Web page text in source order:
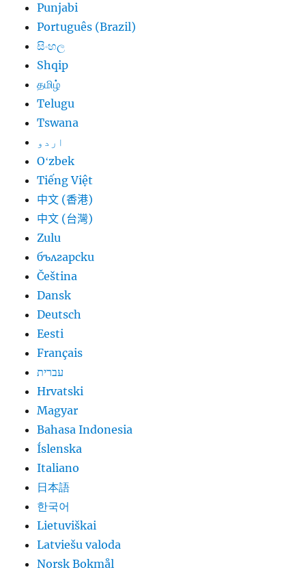
Punjabi
Português (Brazil)
සිංහල
Shqip
தமிழ்
Telugu
Tswana
اردو
Oʻzbek
Tiếng Việt
中文 (香港)
中文 (台灣)
Zulu
български
Čeština
Dansk
Deutsch
Eesti
Français
עברית
Hrvatski
Magyar
Bahasa Indonesia
Íslenska
Italiano
日本語
한국어
Lietuviškai
Latviešu valoda
Norsk Bokmål